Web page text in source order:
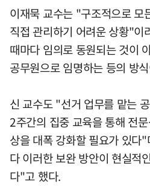
이재묵 교수는 "구조적으로 모
직접 관리하기 어려운 상황"이
때마다 임의로 동원되는 것이
공무원으로 임명하는 등의 방
신 교수도 "선거 업무를 맡는
2주간의 집중 교육을 통해 전
상을 대폭 강화할 필요가 있다
다 이러한 보완 방안이 현실적
다"고 했다.